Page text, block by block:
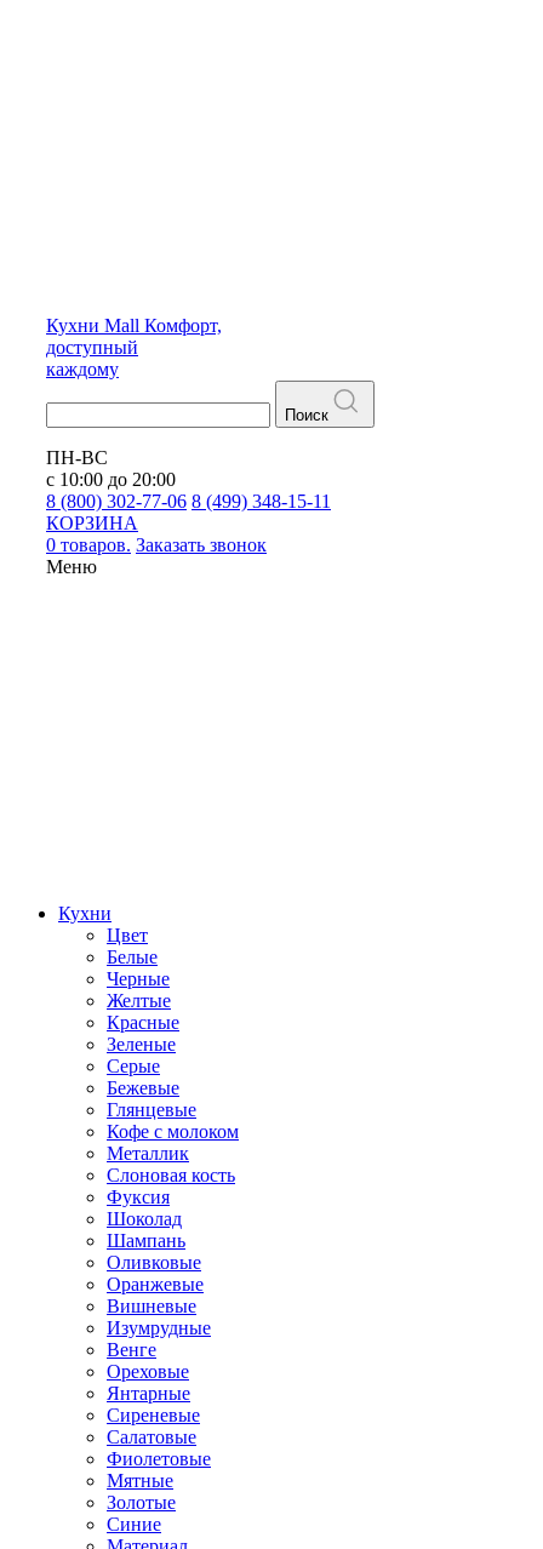
Кухни Mall Комфорт,
доступный
каждому
Поиск
ПН-ВС
с 10:00 до 20:00
8 (800) 302-77-06 8 (499) 348-15-11
КОРЗИНА
0 товаров. Заказать звонок
Меню
Кухни
Цвет
Белые
Черные
Желтые
Красные
Зеленые
Серые
Бежевые
Глянцевые
Кофе с молоком
Металлик
Слоновая кость
Фуксия
Шоколад
Шампань
Оливковые
Оранжевые
Вишневые
Изумрудные
Венге
Ореховые
Янтарные
Сиреневые
Салатовые
Фиолетовые
Мятные
Золотые
Синие